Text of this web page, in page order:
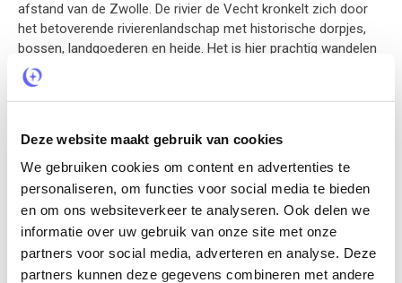
Deze website maakt gebruik van cookies
We gebruiken cookies om content en advertenties te
personaliseren, om functies voor social media te bieden
en om ons websiteverkeer te analyseren. Ook delen we
informatie over uw gebruik van onze site met onze
partners voor social media, adverteren en analyse. Deze
partners kunnen deze gegevens combineren met andere
afstand van de Zwolle. De rivier de Vecht kronkelt zich door
het betoverende rivierenlandschap met historische dorpjes,
bossen, landgoederen en heide. Het is hier prachtig wandelen
en fietsen in de uitgestrekte bossen. En na afloop genieten
van de zonsondergang bij het water.
Prijs inclusief
De prijs is inclusief schoonmaakkosten, welkompakket en
gebruik van de intieme wellness tuin met 2 sauna’s en een
jacuzzi. Geen andere gasten. Alles is privé.
Fietsen en elektrische sloep ook inbegrepen.